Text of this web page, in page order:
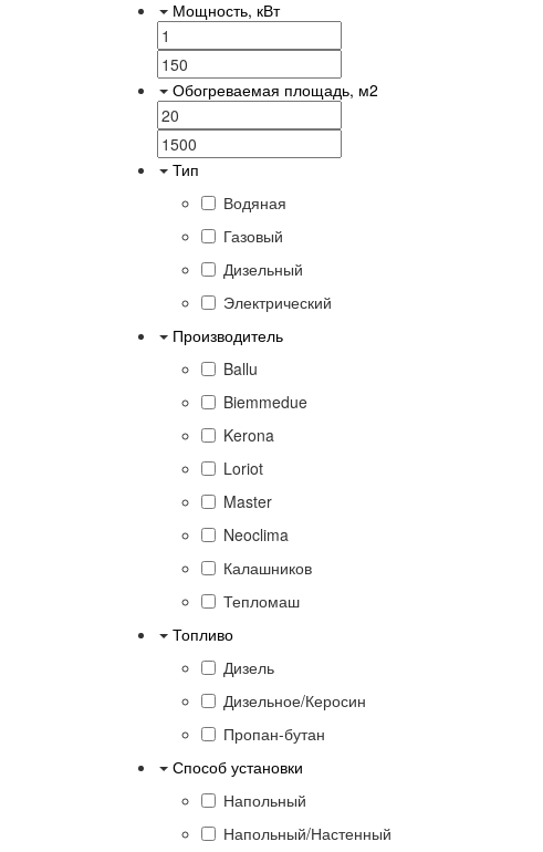
Мощность, кВт
Обогреваемая площадь, м2
Тип
Водяная
Газовый
Дизельный
Электрический
Производитель
Ballu
Biemmedue
Kerona
Loriot
Master
Neoclima
Калашников
Тепломаш
Топливо
Дизель
Дизельное/Керосин
Пропан-бутан
Способ установки
Напольный
Напольный/Настенный